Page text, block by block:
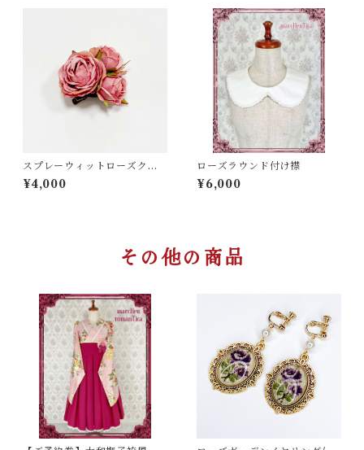
スプレーウィットローズクリ
ップ＆コサージュ
¥4,000
ローズラウンド付け襟
¥6,000
その他の商品